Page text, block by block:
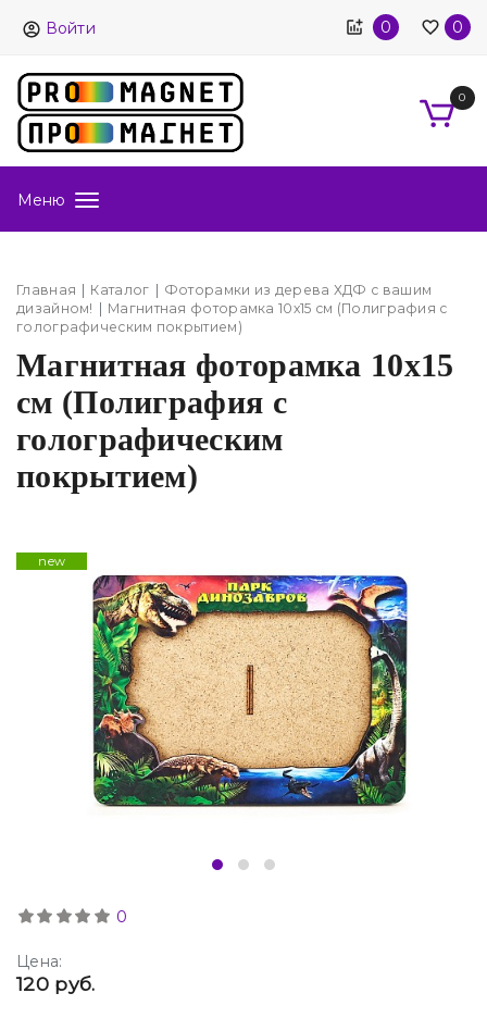
Войти 0 0
0
Меню
Главная Каталог
Фоторамки из дерева ХДФ с вашим
дизайном!
Магнитная фоторамка 10х15 см (Полиграфия с
голографическим покрытием)
Магнитная фоторамка 10х15
см (Полиграфия с
голографическим
покрытием)
new
0
Цена:
120 руб.